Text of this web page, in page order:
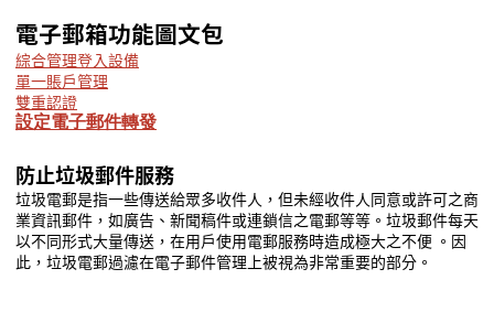
電子郵箱功能圖文包
綜合管理登入設備
單一賬戶管理
雙重認證
設定電子郵件轉發
防止垃圾郵件服務
垃圾電郵是指一些傳送給眾多收件人，但未經收件人同意或許可之商
業資訊郵件，如廣告、新聞稿件或連鎖信之電郵等等。垃圾郵件每天
以不同形式大量傳送，在用戶使用電郵服務時造成極大之不便 。因
此，垃圾電郵過濾在電子郵件管理上被視為非常重要的部分。